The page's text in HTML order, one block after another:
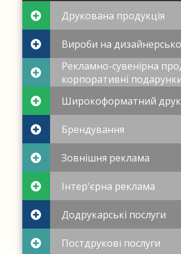
Друкована продукція
Вироби на
Рекламно-сувенірна
корпоративні
Широкоформатний друк
Брендування
Зовнішня реклама
Інтер'єрна реклама
Додрукарські послуги
Постдрукові послуги